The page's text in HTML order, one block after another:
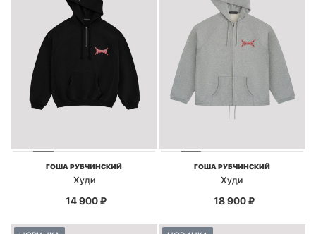
ГОША РУБЧИНСКИЙ
Худи
14 900₽
ГОША РУБЧИНСКИЙ
Худи
18 900₽